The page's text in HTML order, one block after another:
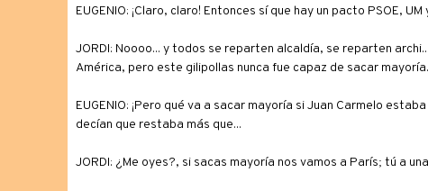
EUGENIO: ¡Claro, claro! Entonces sí que hay un pacto PSOE,
JORDI: Noooo... y todos se reparten alcaldía, se reparten
América, pero este gilipollas nunca fue capaz de sacar mayoría.
EUGENIO: ¡Pero qué va a sacar mayoría si Juan Carmelo
decían que restaba más que...
JORDI: ¿Me oyes?, si sacas mayoría nos vamos a París; tú a